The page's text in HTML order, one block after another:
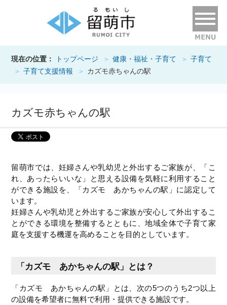
現在の位置： トップページ 健康・福祉・子育て
子育て
子育て支援情報
カズモ赤ちゃんの駅
カズモ赤ちゃんの駅
留萌市では、妊婦さんや乳幼児と外出するご家族が、「こ
れ、あったらいいな」と思える設備を気軽に利用すること
ができる施設を、「カズモ あかちゃんの駅」に認定して
います。
妊婦さんや乳幼児と外出するご家族が安心して外出するこ
とができる環境を整備するとともに、地域全体で子育て家
庭を支援する機運を高めることを目的としています。
「カズモ あかちゃんの駅」とは？
「カズモ あかちゃんの駅」とは、次の5つのうち2つ以上
の設備を希望者に無料で利用・提供できる施設です。